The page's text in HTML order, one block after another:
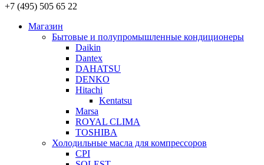
+7 (495) 505 65 22
Магазин
Бытовые и полупромышленные кондиционеры
Daikin
Dantex
DAHATSU
DENKO
Hitachi
Kentatsu
Marsa
ROYAL CLIMA
TOSHIBA
Холодильные масла для компрессоров
CPI